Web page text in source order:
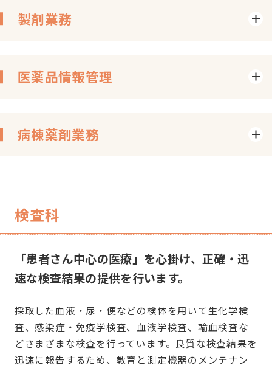
製剤業務
医薬品情報管理
病棟薬剤業務
検査科
「患者さん中心の医療」を心掛け、正確・迅
速な検査結果の提供を行います。
採取した血液・尿・便などの検体を用いて生化学検
査、感染症・免疫学検査、血液学検査、輸血検査な
どさまざまな検査を行っています。良質な検査結果を
迅速に報告するため、教育と測定機器のメンテナン